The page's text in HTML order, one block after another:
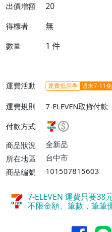
出價增額 20
得標者 無
數量 1 件
運費活動 運費抵用券 週末7-11
運費規則
7-ELEVEN取貨付款
EVEN取貨不付款【
貨運【單件運費
費】、郵局掛號【
消費滿$700免運費
付款方式
商品狀況
全新品
所在地區
台中市
商品編號
101507815603
7-ELEVEN 運費只要38
不限金額、筆數，筆筆